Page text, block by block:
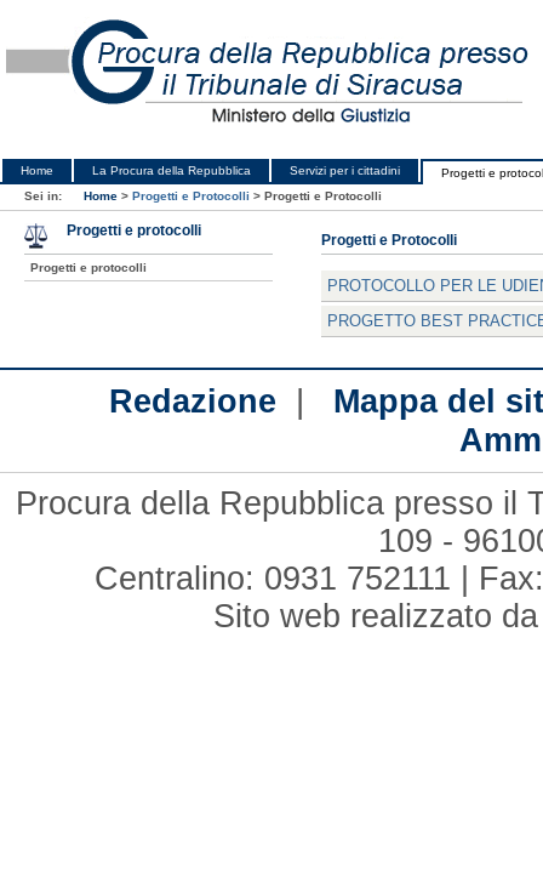
Home La Procura della Repubblica Servizi per i cittadini
Progetti e
Sei in:
Home > Progetti e Protocolli > Progetti e Protocolli
Progetti e Protocolli
PROTOCOLLO PER LE
PROGETTO BEST
Progetti e protocolli
Progetti e protocolli
Redazione
Mappa del
Procura della Repubblica presso il
109 -
Centralino: 0931 752111 |
Sito web realizzato